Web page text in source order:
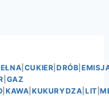
CUKIER DRÓB
GAZ
KAWA KUKURYDZA LIT |